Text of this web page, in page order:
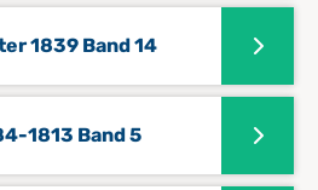
1839 Band 14
1813 Band 5